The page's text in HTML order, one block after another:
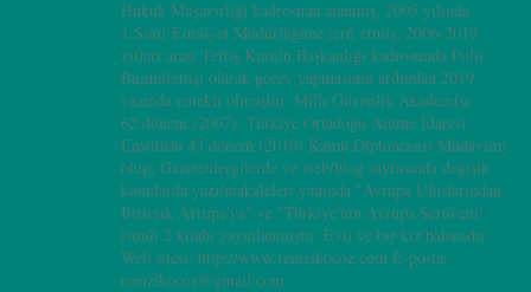
Hukuk Müşavirliği kadrosuna atanmış, 2005 yılında
1.Sınıf Emniyet Müdürlüğüne terfi etmiş; 2006-2019
yılları arası Teftiş Kurulu Başkanlığı kadrosunda Polis
Başmüfettişi olarak görev yapmasının ardından 2019
yazında emekli olmuştur. Milli Güvenlik Akademisi
62.dönem (2007), Türkiye Ortadoğu Amme İdaresi
Enstitüsü 43.dönem (2010) Kamu Diplomasisi Müdavimi
olup; Gazete/dergilerde ve web/blog sayfasında değişik
konularda yazı/makaleleri yanında "Avrupa Uluslarından
Birleşik Avrupa'ya" ve "Türkiye'nin Avrupa Serüveni"
isimli 2 kitabı yayınlanmıştır. Evli ve bir kız babasıdır.
Web sitesi: http://www.remzikocoz.com E-posta:
remzikocoz@gmail.com